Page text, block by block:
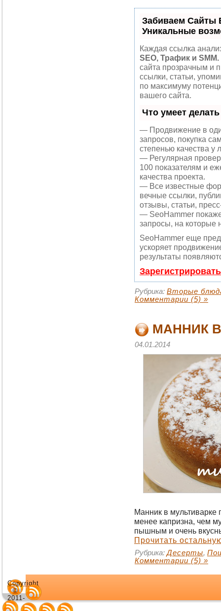
Забиваем
Уникальные
Каждая ссылка
SEO, Трафик и SMM.
сайта прозрачным и
ссылки, статьи,
по максимуму
вашего сайта.
Что умеет
— Продвижение в
запросов, покупка
степенью качества у
— Регулярная
100 показателям и
качества проекта.
— Все известные
вечные ссылки,
отзывы, статьи,
— SeoHammer
запросы, на которые
SeoHammer еще
ускоряет
результаты
Рубрика: Вторые
Комментарии (5) »
МАННИК
04.01.2014
Манник в мультиварке
менее капризна, чем
пышным и очень
Прочитать
Рубрика:Десерты,
Комментарии (5) »
Copyright
©
2011-
2013.